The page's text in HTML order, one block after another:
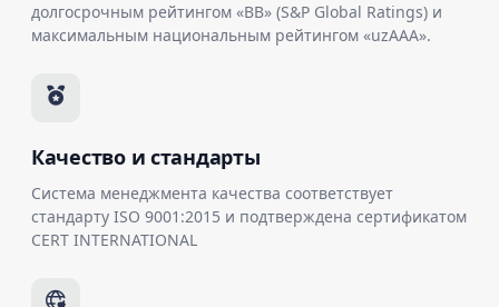
долгосрочным рейтингом «BB» (S&P Global Ratings) и
максимальным национальным рейтингом «uzAAA».
Качество и стандарты
Система менеджмента качества соответствует
стандарту ISO 9001:2015 и подтверждена сертификатом
CERT INTERNATIONAL